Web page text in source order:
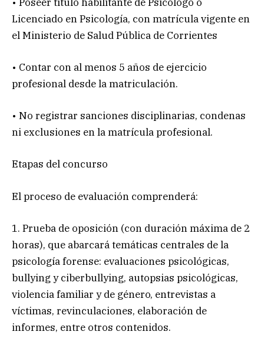
Licenciado en Psicología, con matrícula vigente en
el Ministerio de Salud Pública de Corrientes
• Contar con al menos 5 años de ejercicio
profesional desde la matriculación.
• No registrar sanciones disciplinarias, condenas
ni exclusiones en la matrícula profesional.
Etapas del concurso
El proceso de evaluación comprenderá:
1. Prueba de oposición (con duración máxima de 2
horas), que abarcará temáticas centrales de la
psicología forense: evaluaciones psicológicas,
bullying y ciberbullying, autopsias psicológicas,
violencia familiar y de género, entrevistas a
víctimas, revinculaciones, elaboración de
informes, entre otros contenidos.